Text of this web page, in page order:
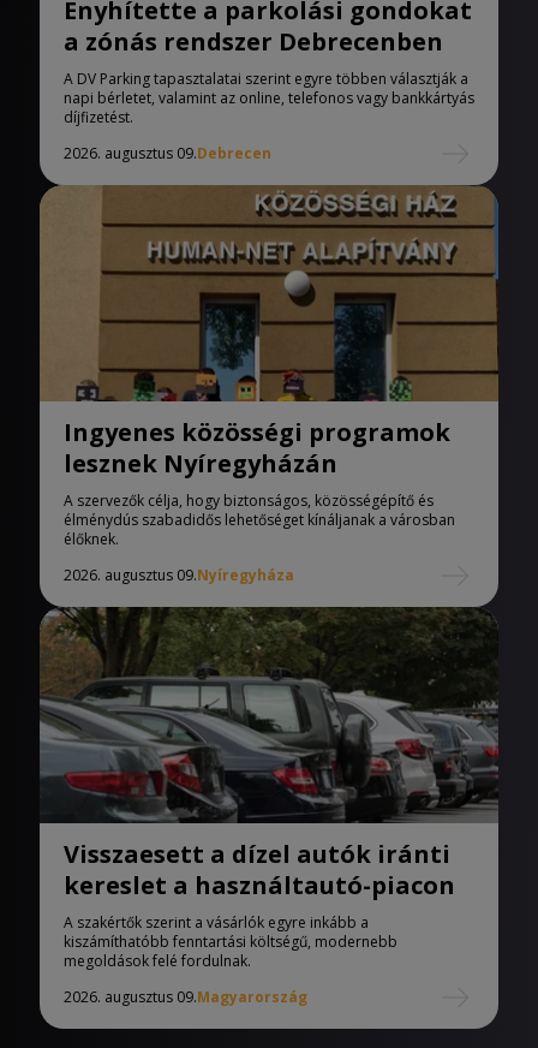
Enyhítette a parkolási gondokat
a zónás rendszer Debrecenben
A DV Parking tapasztalatai szerint egyre többen választják a
napi bérletet, valamint az online, telefonos vagy bankkártyás
díjfizetést.
2026. augusztus 09.Debrecen
Ingyenes közösségi programok
lesznek Nyíregyházán
A szervezők célja, hogy biztonságos, közösségépítő és
élménydús szabadidős lehetőséget kínáljanak a városban
élőknek.
2026. augusztus 09.Nyíregyháza
Visszaesett a dízel autók iránti
kereslet a használtautó-piacon
A szakértők szerint a vásárlók egyre inkább a
kiszámíthatóbb fenntartási költségű, modernebb
megoldások felé fordulnak.
2026. augusztus 09.Magyarország